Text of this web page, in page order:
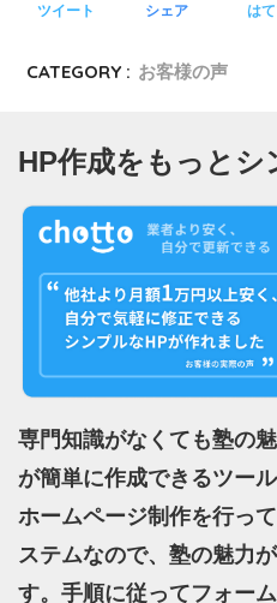
ツイート シェア は
CATEGORY : お客様の声
HP作成をもっとシ
専門知識がなくても塾の
が簡単に作成できるツー
ホームページ制作を行っ
ステムなので、塾の魅力
す。手順に従ってフォー